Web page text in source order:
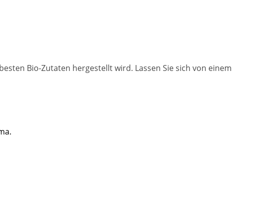
Bio-Zutaten hergestellt wird. Lassen Sie sich von einem